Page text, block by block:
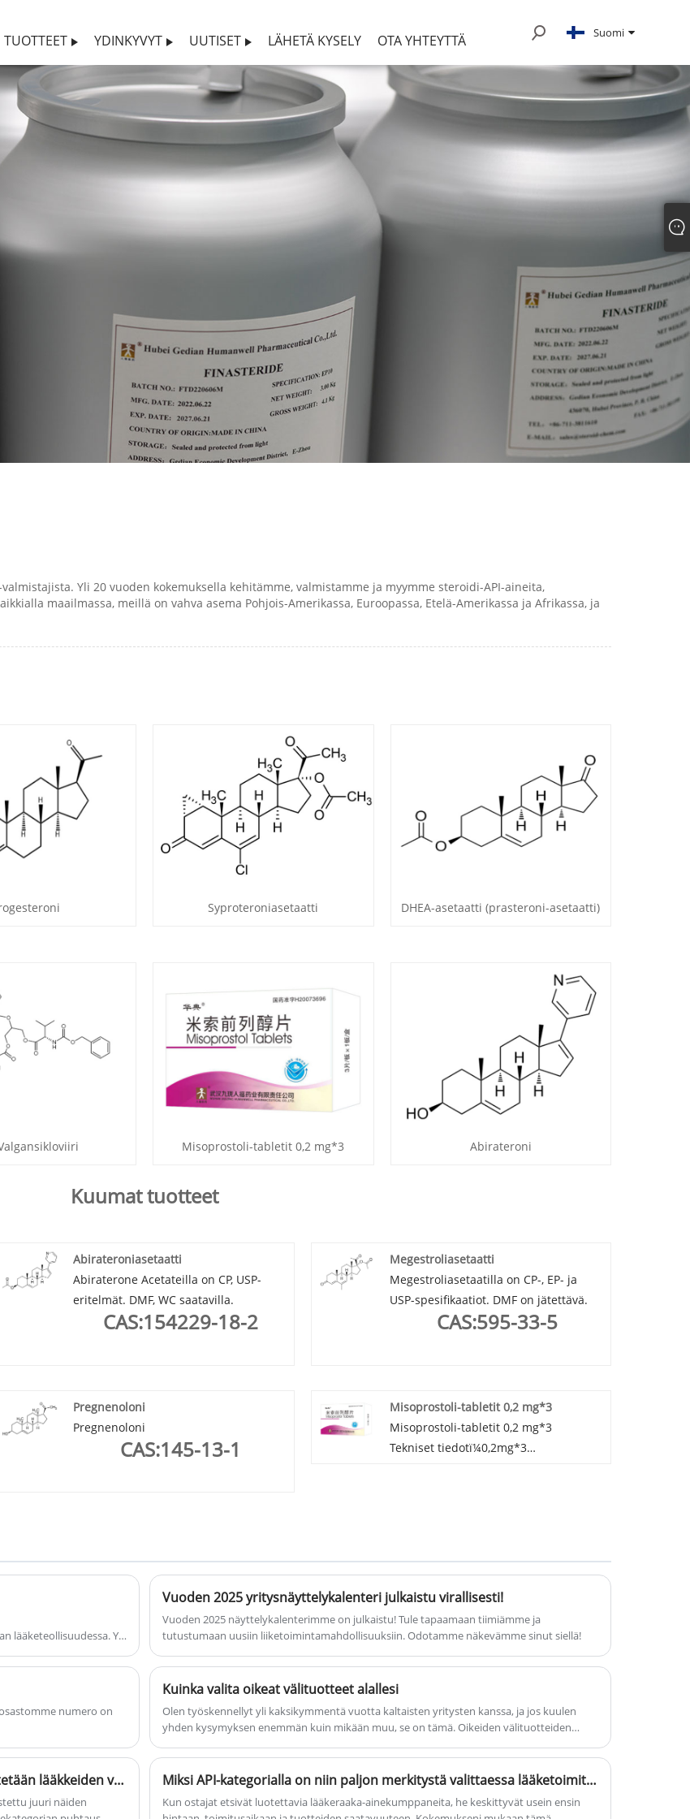
TUOTTEET YDINKYVYT UUTISET LÄHETÄ KYSELY OTA YHTEYTTÄ Suomi
Yli 20 vuoden kokemuksella kehitämme, valmistamme ja myymme steroidi-API-aineita,
maailmassa, meillä on vahva asema Pohjois-Amerikassa, Euroopassa, Etelä-Amerikassa ja Afrikassa, ja
Syproteroniasetaatti DHEA-asetaatti (prasteroni-asetaatti)
Misoprostoli-tabletit 0,2 mg*3 Abirateroni
Kuumat tuotteet
Abirateroniasetaatti
Abiraterone Acetateilla on CP, USP-
eritelmät. DMF, WC saatavilla.
CAS:154229-18-2
Megestroliasetaatti
Megestroliasetaatilla on CP-, EP- ja
USP-spesifikaatiot. DMF on jätettävä.
CAS:595-33-5
Pregnenoloni
Pregnenoloni
CAS:145-13-1
Misoprostoli-tabletit 0,2 mg*3
Misoprostoli-tabletit 0,2 mg*3
Tekniset tiedotï¼0,2mg*3
lääketeollisuudessa. Yli
Vuoden 2025 yritysnäyttelykalenteri julkaistu virallisesti!
Vuoden 2025 näyttelykalenterimme on julkaistu! Tule tapaamaan tiimiämme ja
tutustumaan uusiin liiketoimintamahdollisuuksiin. Odotamme näkevämme sinut siellä!
numero on
Kuinka valita oikeat välituotteet alallesi
Olen työskennellyt yli kaksikymmentä vuotta kaltaisten yritysten kanssa, ja jos kuulen
yhden kysymyksen enemmän kuin mikään muu, se on tämä. Oikeiden välituotteiden
tuotantolinjaasi. Se on päätös, joka ylittää pelkät kustannukset; kyse on
kumppanuudesta, luotettavuudesta ja lopputuotteesi eheydestä. Matkallani olen nähnyt,
kuinka strateginen kumppanuus Humanwell Pharmaceuticalin kaltaisen keskittyneen
valmistajan kanssa voi muuttaa tämän haastavan tehtävän ahdistuksen lähteestä
Mitä ovat kemialliset välituotteet ja miten niitä käytetään lääkkeiden valmistuksessa
juuri näiden
Miksi API-kategorialla on niin paljon merkitystä valittaessa lääketoimittajaa?
Kun ostajat etsivät luotettavia lääkeraaka-ainekumppaneita, he keskittyvät usein ensin